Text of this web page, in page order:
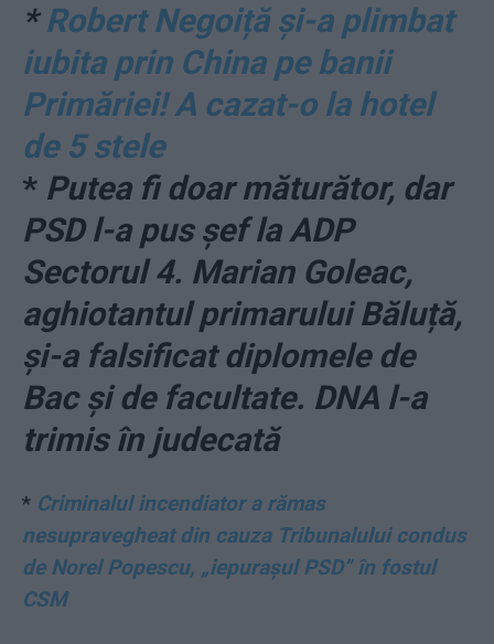
*Robert Negoiță și-a plimbat
iubita prin China pe banii
Primăriei! A cazat-o la hotel
de 5 stele
* Putea fi doar măturător, dar
PSD l-a pus șef la ADP
Sectorul 4. Marian Goleac,
aghiotantul primarului Băluță,
și-a falsificat diplomele de
Bac și de facultate. DNA l-a
trimis în judecată
* Criminalul incendiator a rămas
nesupravegheat din cauza Tribunalului condus
de Norel Popescu, „iepurașul PSD” în fostul
CSM